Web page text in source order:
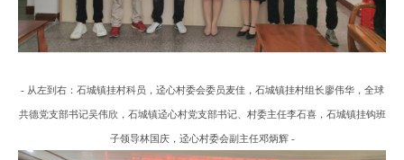
- 从左到右：石城镇挂村科员，迳心村委会委员麦佳，石城镇挂村组长廖伟华，全球
共德党支部书记吴伟欣， 石城镇迳心村党支部书记、 村委主任李石喜，石城镇挂钩班
子领导林国庆，迳心村委会副主任邓炳辉-